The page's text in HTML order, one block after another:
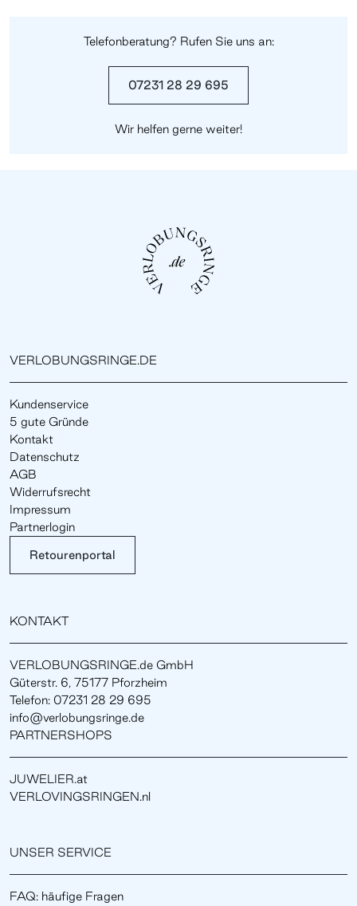
Telefonberatung? Rufen Sie uns an:
07231 28 29 695
Wir helfen gerne weiter!
VERLOBUNGSRINGE.DE
Kundenservice
5 gute Gründe
Kontakt
Datenschutz
AGB
Widerrufsrecht
Impressum
Partnerlogin
Retourenportal
KONTAKT
VERLOBUNGSRINGE.de GmbH
Güterstr. 6, 75177 Pforzheim
Telefon: 07231 28 29 695
info@verlobungsringe.de
PARTNERSHOPS
JUWELIER.at
VERLOVINGSRINGEN.nl
UNSER SERVICE
FAQ: häufige Fragen